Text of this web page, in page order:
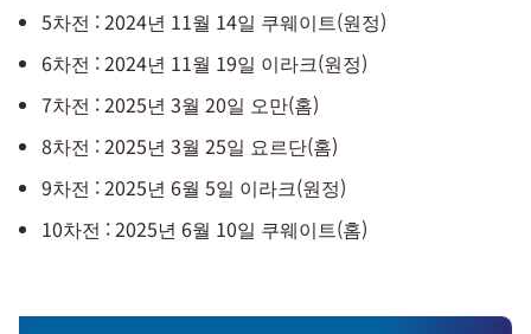
5차전 : 2024년 11월 14일 쿠웨이트(원정)
6차전 : 2024년 11월 19일 이라크(원정)
7차전 : 2025년 3월 20일 오만(홈)
8차전 : 2025년 3월 25일 요르단(홈)
9차전 : 2025년 6월 5일 이라크(원정)
10차전 : 2025년 6월 10일 쿠웨이트(홈)